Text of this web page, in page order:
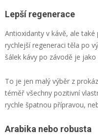
Lepší regenerace
Antioxidanty v kávě, ale také
rychlejší regeneraci těla po
šálek kávy po závodě je jako
To je jen malý výběr z
téměř všechny pozitivní
rychle špatnou přípravou,
Arabika nebo robusta